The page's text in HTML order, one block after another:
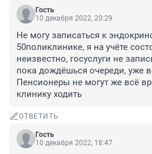
Гость
10 декабря 2022, 20:29
Не могу записаться к
50поликлинике, я на учёте
неизвестно, госуслуги не
пока дождёшься очереди, уже
Пенсионеры не могут же всё
клинику ходить
ОТВЕТИТЬ
Гость
10 декабря 2022, 18:47